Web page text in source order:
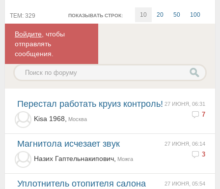
ПОКАЗЫВАТЬ СТРОК: 10 20 50 100
ТЕМ: 329
Войдите , чтобы
отправлять
сообщения.
27 ИЮНЯ, 06:31
7
Перестал работать круиз контроль!
Kisa 1968, Москва
27 ИЮНЯ, 06:14
3
магнитола исчезает звук
Назих Гаптельнакипович, Можга
27 ИЮНЯ, 05:54
Уплотнитель отопителя салона